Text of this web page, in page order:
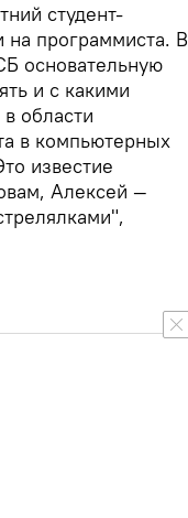
студент-
на программиста. В
основательную
и с какими
области
в компьютерных
известие
Алексей —